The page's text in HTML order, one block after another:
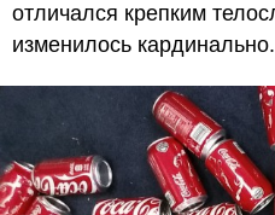
отличался крепким
изменилось